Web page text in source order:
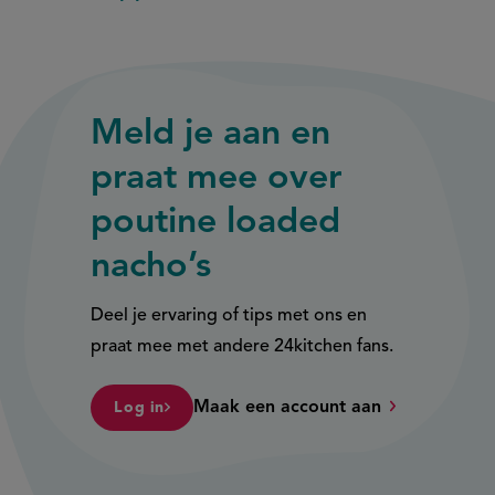
Meld je aan en
praat mee over
poutine loaded
nacho’s
Deel je ervaring of tips met ons en
praat mee met andere 24kitchen fans.
Log in Maak een account aan